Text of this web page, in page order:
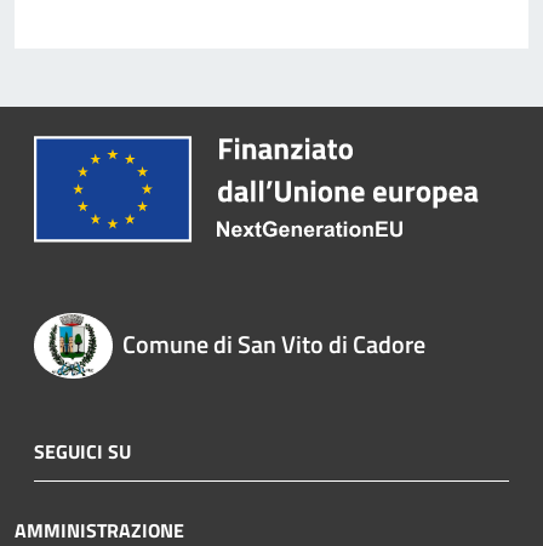
Comune di San Vito di Cadore
SEGUICI SU
AMMINISTRAZIONE